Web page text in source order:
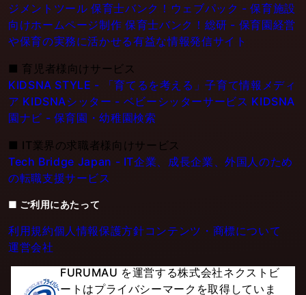
ジメントツール 保育士バンク！ウェブパック - 保育施設
向けホームページ制作 保育士バンク！総研 - 保育園経営
や保育の実務に活かせる有益な情報発信サイト
■ 育児者様向けサービス
KIDSNA STYLE - 「育てるを考える」子育て情報メディ
ア KIDSNAシッター - ベビーシッターサービス KIDSNA
園ナビ - 保育園・幼稚園検索
■ IT業界の求職者様向けサービス
Tech Bridge Japan - IT企業、成長企業、外国人のため
の転職支援サービス
■ ご利用にあたって
利用規約個人情報保護方針コンテンツ・商標について
運営会社
FURUMAU を運営する株式会社ネクストビ
ートはプライバシーマークを取得していま